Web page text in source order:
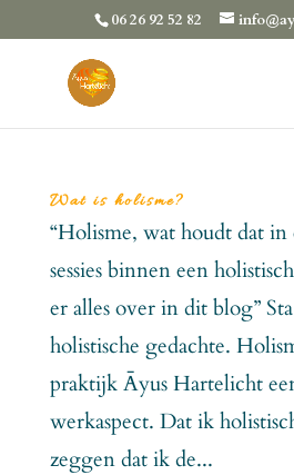
06 26 92 52 82
Wat is holisme?
“Holisme, wat houdt dat in
sessies binnen een
er alles over in dit blog”
holistische gedachte.
praktijk Āyus Hartelicht
werkaspect. Dat ik
zeggen dat ik de...